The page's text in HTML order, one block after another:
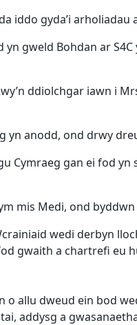
iddo gyda’i
gweld Bohdan ar
ddiolchgar iawn i
yn anodd, ond drwy
Cymraeg gan ei fod
ym mis Medi, ond
wedi derbyn
gwaith a chartrefi eu
o allu dweud ein bod
addysg a